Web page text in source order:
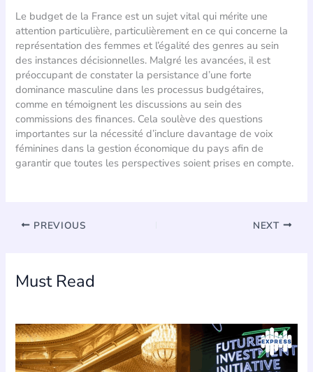
Le budget de la France est un sujet vital qui mérite une
attention particulière, particulièrement en ce qui concerne la
représentation des femmes et l’égalité des genres au sein
des instances décisionnelles. Malgré les avancées, il est
préoccupant de constater la persistance d’une forte
dominance masculine dans les processus budgétaires,
comme en témoignent les discussions au sein des
commissions des finances. Cela soulève des questions
importantes sur la nécessité d’inclure davantage de voix
féminines dans la gestion économique du pays afin de
garantir que toutes les perspectives soient prises en compte.
PREVIOUS NEXT
Must Read